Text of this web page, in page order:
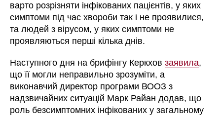
варто розрізняти інфікованих пацієнтів, у яких
симптоми під час хвороби так і не проявилися,
та людей з вірусом, у яких симптоми не
проявляються перші кілька днів.
Наступного дня на брифінгу Керкховзаявила,
що її могли неправильно зрозуміти, а
виконавчий директор програми ВООЗ з
надзвичайних ситуацій Марк Райан додав, що
роль безсимптомних інфікованих у загальному